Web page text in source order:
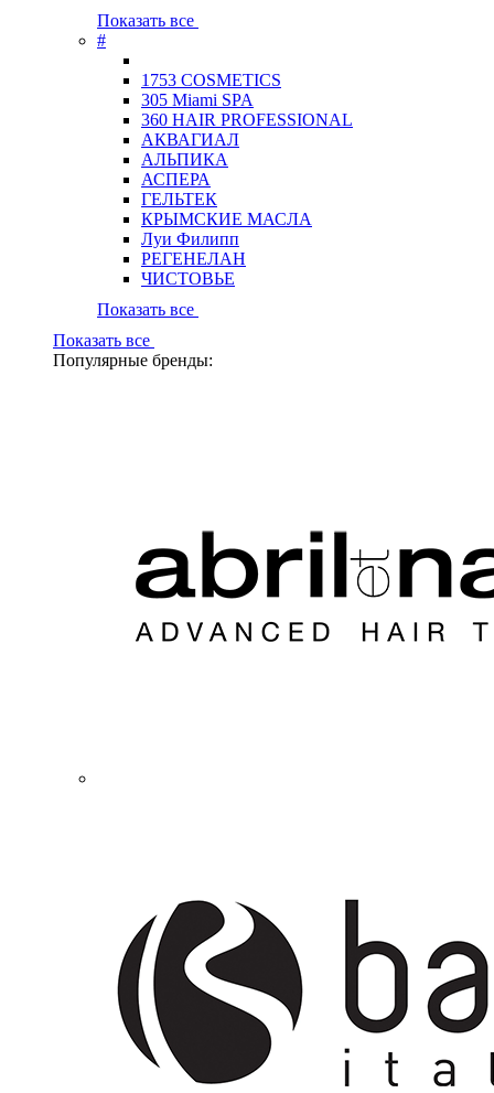
Показать все
#
1753 COSMETICS
305 Miami SPA
360 HAIR PROFESSIONAL
АКВАГИАЛ
АЛЬПИКА
АСПЕРА
ГЕЛЬТЕК
КРЫМСКИЕ МАСЛА
Луи Филипп
РЕГЕНЕЛАН
ЧИСТОВЬЕ
Показать все
Показать все
Популярные бренды: